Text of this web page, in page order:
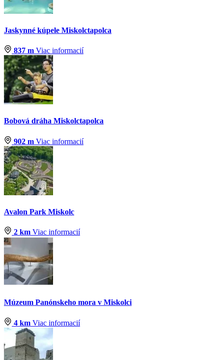
Jaskynné kúpele Miskolctapolca
837 m Viac informacií
Bobová dráha Miskolctapolca
902 m Viac informacií
Avalon Park Miskolc
2 km Viac informacií
Múzeum Panónskeho mora v Miskolci
4 km Viac informacií